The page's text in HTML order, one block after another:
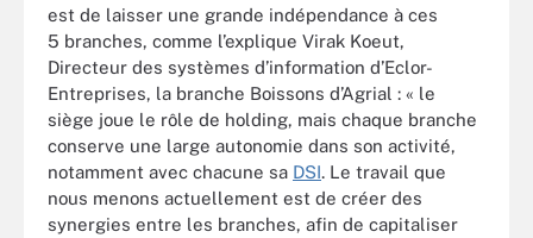
est de laisser une grande indépendance à ces
5 branches, comme l’explique Virak Koeut,
Directeur des systèmes d’information d’Eclor-
Entreprises, la branche Boissons d’Agrial : « le
siège joue le rôle de holding, mais chaque branche
conserve une large autonomie dans son activité,
notamment avec chacune sa DSI. Le travail que
nous menons actuellement est de créer des
synergies entre les branches, afin de capitaliser